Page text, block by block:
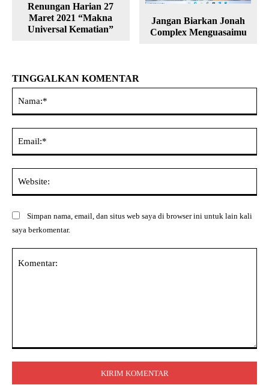
Renungan Harian 27
Maret 2021 “Makna
Universal Kematian”
Jangan Biarkan Jonah
Complex Menguasaimu
TINGGALKAN KOMENTAR
Simpan nama, email, dan situs web saya di browser ini untuk lain kali
saya berkomentar.